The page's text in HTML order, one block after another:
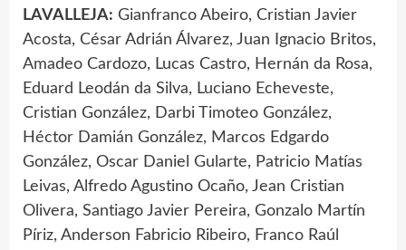
LAVALLEJA: Gianfranco Abeiro, Cristian Javier
Acosta, César Adrián Álvarez, Juan Ignacio Britos,
Amadeo Cardozo, Lucas Castro, Hernán da Rosa,
Eduard Leodán da Silva, Luciano Echeveste,
Cristian González, Darbi Timoteo González,
Héctor Damián González, Marcos Edgardo
González, Oscar Daniel Gularte, Patricio Matías
Leivas, Alfredo Agustino Ocaño, Jean Cristian
Olivera, Santiago Javier Pereira, Gonzalo Martín
Píriz, Anderson Fabricio Ribeiro, Franco Raúl